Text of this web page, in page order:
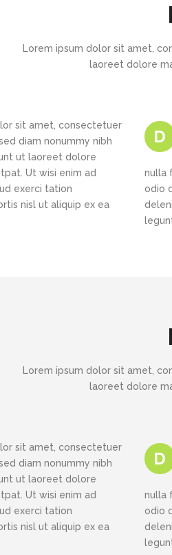
Lorem ipsum dolor sit amet,
laoreet dolore
sit amet, consectetuer
diam nonummy nibh
ut laoreet dolore
Ut wisi enim ad
exerci tation
nisl ut aliquip ex ea
D
nulla
odio
Lorem ipsum dolor sit amet,
laoreet dolore
sit amet, consectetuer
diam nonummy nibh
ut laoreet dolore
Ut wisi enim ad
exerci tation
nisl ut aliquip ex ea
D
nulla
odio